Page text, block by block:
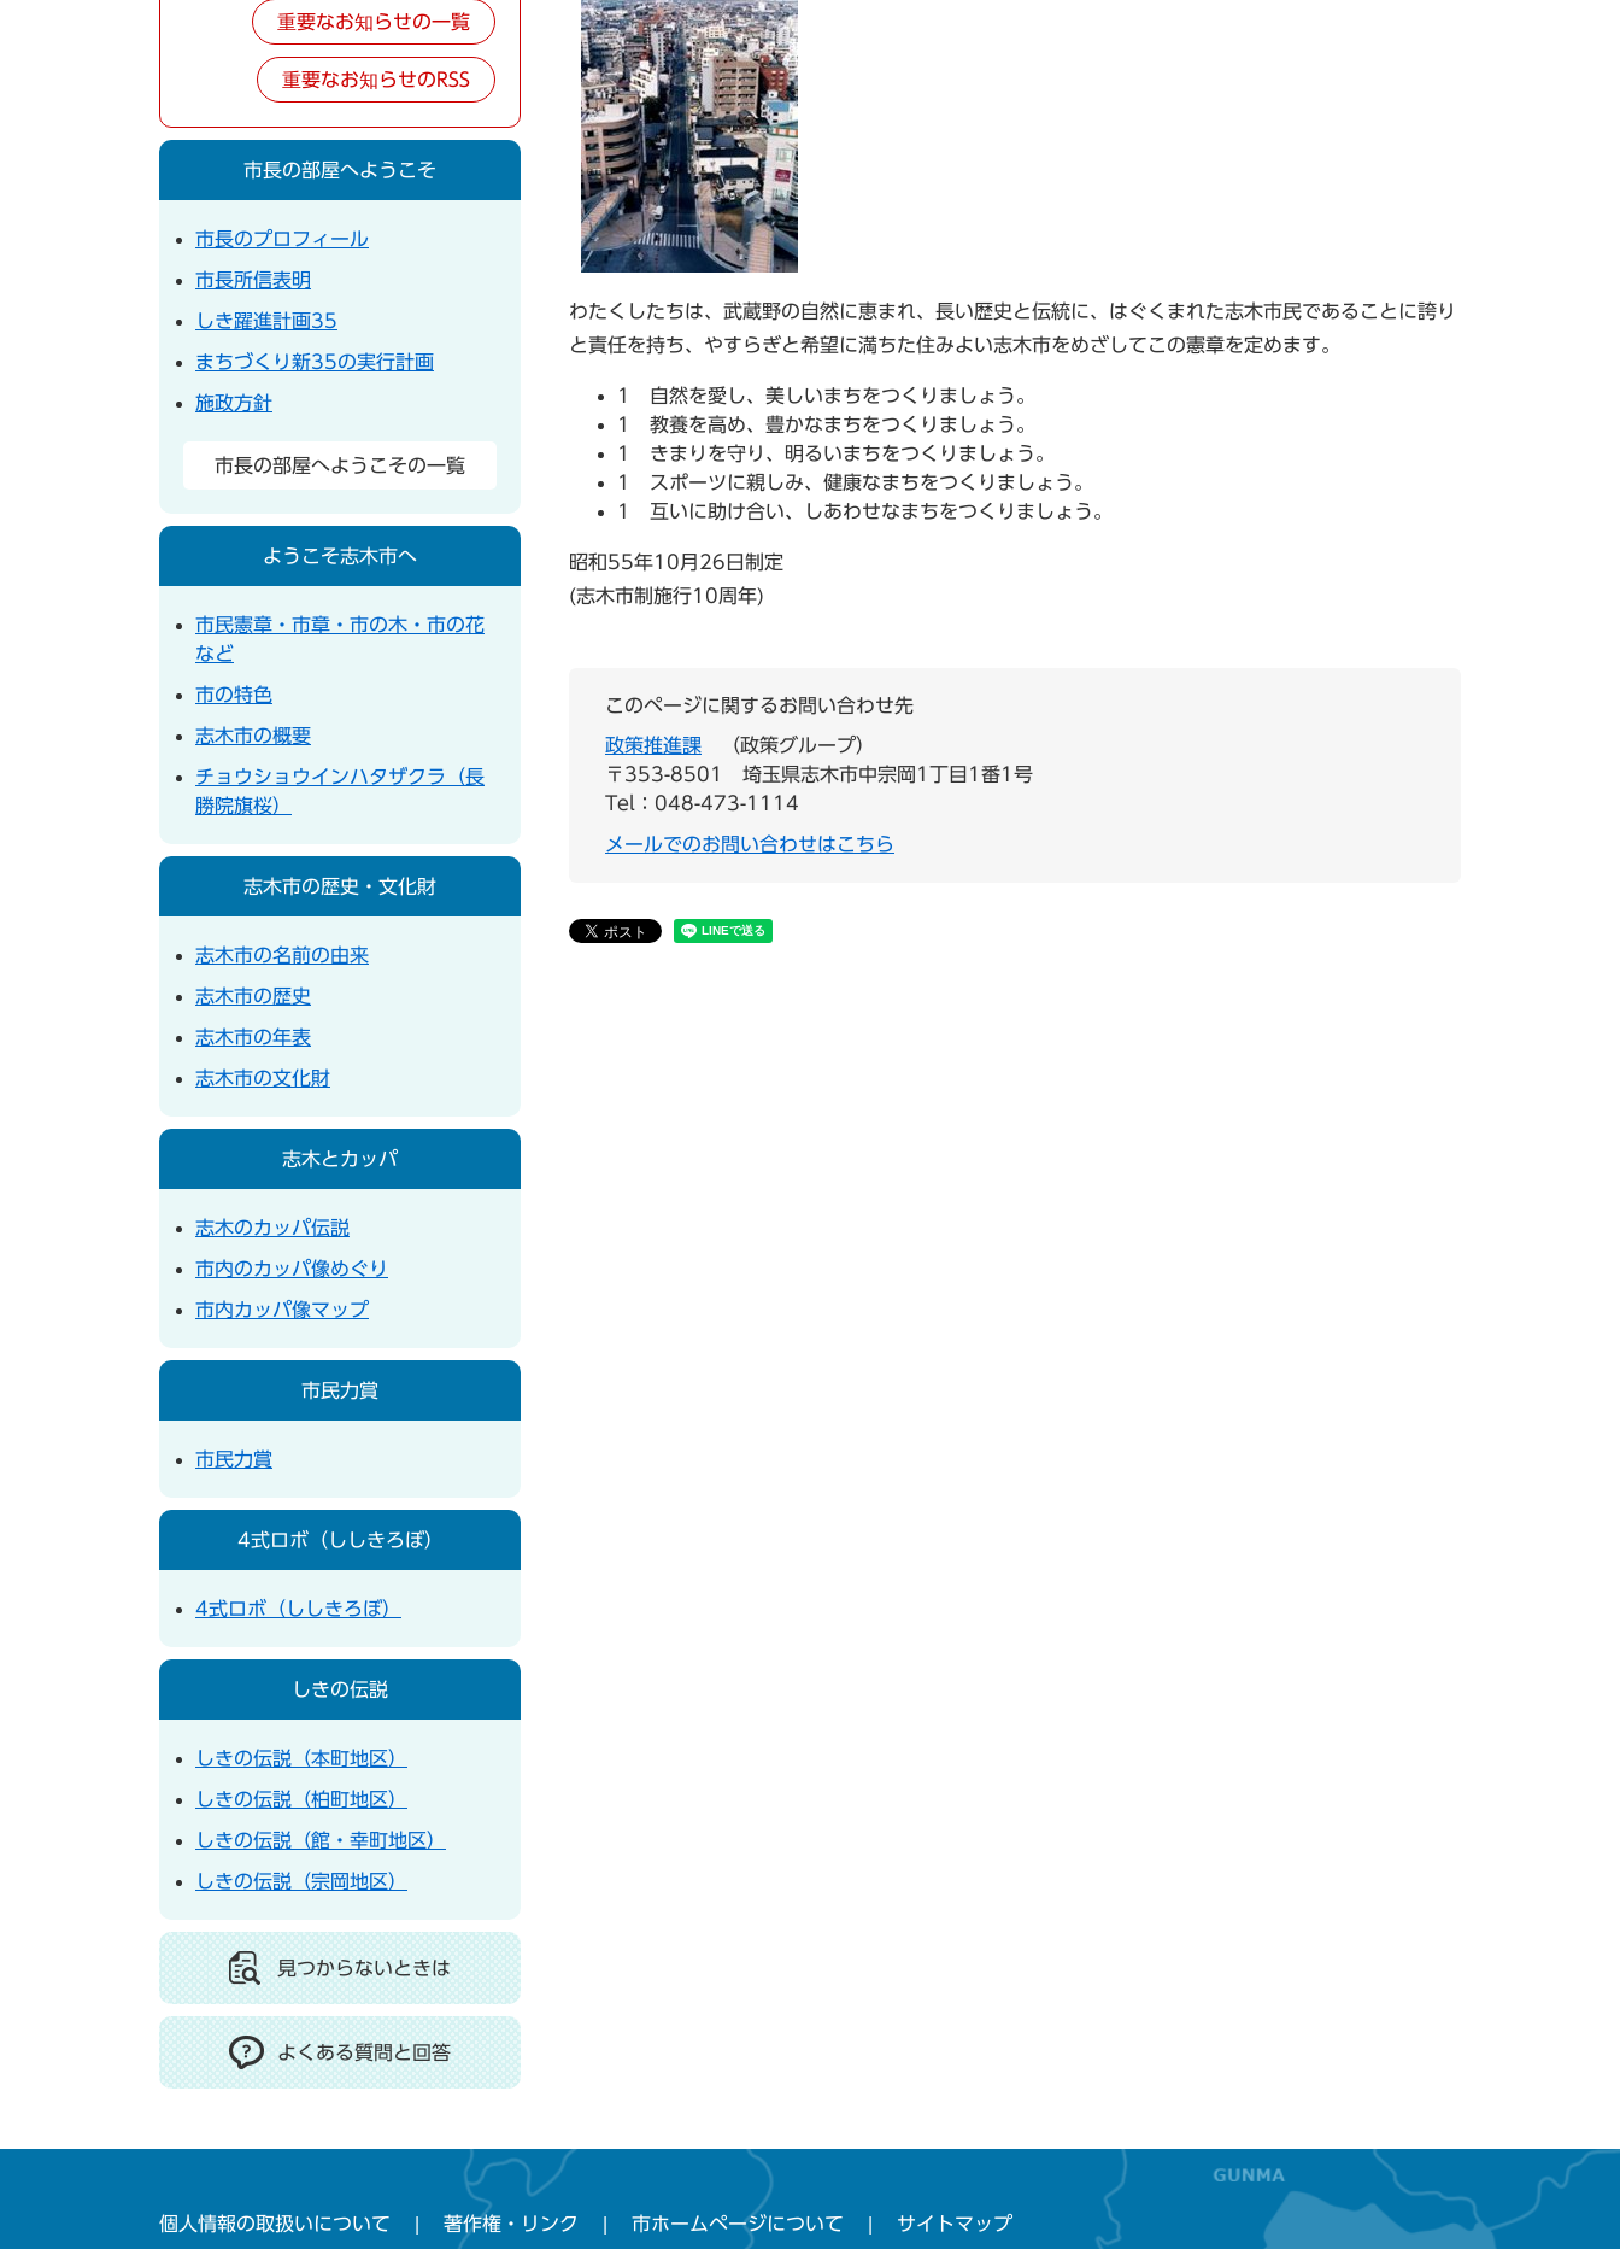
わたくしたちは、武蔵野の自然に恵まれ、長い歴史と伝統に、はぐくまれた志木市民であることに誇り
と責任を持ち、やすらぎと希望に満ちた住みよい志木市をめざしてこの憲章を定めます。
1 自然を愛し、美しいまちをつくりましょう。
1 教養を高め、豊かなまちをつくりましょう。
1 きまりを守り、明るいまちをつくりましょう。
1 スポーツに親しみ、健康なまちをつくりましょう。
1 互いに助け合い、しあわせなまちをつくりましょう。
昭和55年10月26日制定
(志木市制施行10周年)
このページに関するお問い合わせ先
政策推進課
政策グループ
〒353-8501
埼玉県志木市中宗岡1丁目1番1号
Tel：048-473-1114
メールでのお問い合わせはこちら
重要なお知らせの一覧
重要なお知らせのRSS
市長の部屋へようこそ
市長のプロフィール
市長所信表明
しき躍進計画35
まちづくり新35の実行計画
施政方針
市長の部屋へようこその一覧
ようこそ志木市へ
市民憲章・市章・市の木・市の花
など
市の特色
志木市の概要
チョウショウインハタザクラ（長
勝院旗桜）
志木市の歴史・文化財
志木市の名前の由来
志木市の歴史
志木市の年表
志木市の文化財
志木とカッパ
志木のカッパ伝説
市内のカッパ像めぐり
市内カッパ像マップ
市民力賞
市民力賞
4式ロボ（ししきろぼ）
4式ロボ（ししきろぼ）
しきの伝説
しきの伝説（本町地区）
しきの伝説（柏町地区）
しきの伝説（館・幸町地区）
しきの伝説（宗岡地区）
見つからないときは
よくある質問と回答
個人情報の取扱いについて 著作権・リンク 市ホームページについて サイトマップ